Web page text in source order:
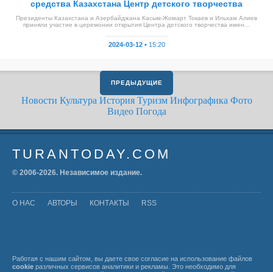
средства Казахстана Центр детского творчества
Президенты Казахстана и Азербайджана Касым-Жомарт Токаев и Ильхам Алиев
приняли участие в церемонии открытия Центра детского творчества имен...
2024-03-12 • 15:20
ПРЕДЫДУЩИЕ
Новости Культура История Туризм Инфографика Фото
Видео Погода
TURANTODAY.COM
© 2006-2026. Независимое издание.
О НАС АВТОРЫ КОНТАКТЫ RSS
Работая с нашим сайтом, вы даете свое согласие на использование файлов
cookie различных сервисов аналитики и рекламы. Это необходимо для